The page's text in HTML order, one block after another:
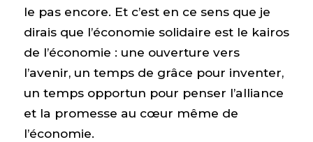
le pas encore. Et c’est en ce sens que je
dirais que l’économie solidaire est le kairos
de l’économie : une ouverture vers
l’avenir, un temps de grâce pour inventer,
un temps opportun pour penser l’alliance
et la promesse au cœur même de
l’économie.